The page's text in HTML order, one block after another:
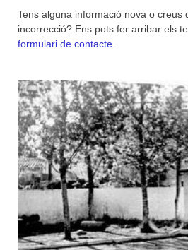
Tens alguna informació nova o creus
incorrecció? Ens pots fer arribar els
formulari de contacte